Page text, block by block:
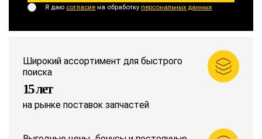
Я даю согласие на обработкуперсональных данных
Широкий ассортимент для быстрого
поиска
15 лет
на рынке поставок запчастей